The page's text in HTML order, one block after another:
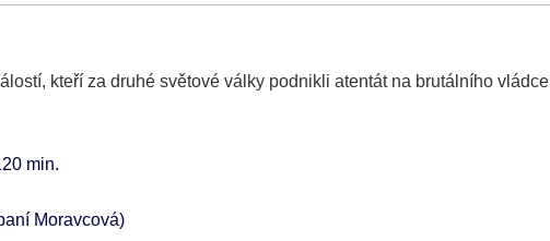
kteří za druhé světové války podnikli atentát na brutálního vládce
min
Moravcová)